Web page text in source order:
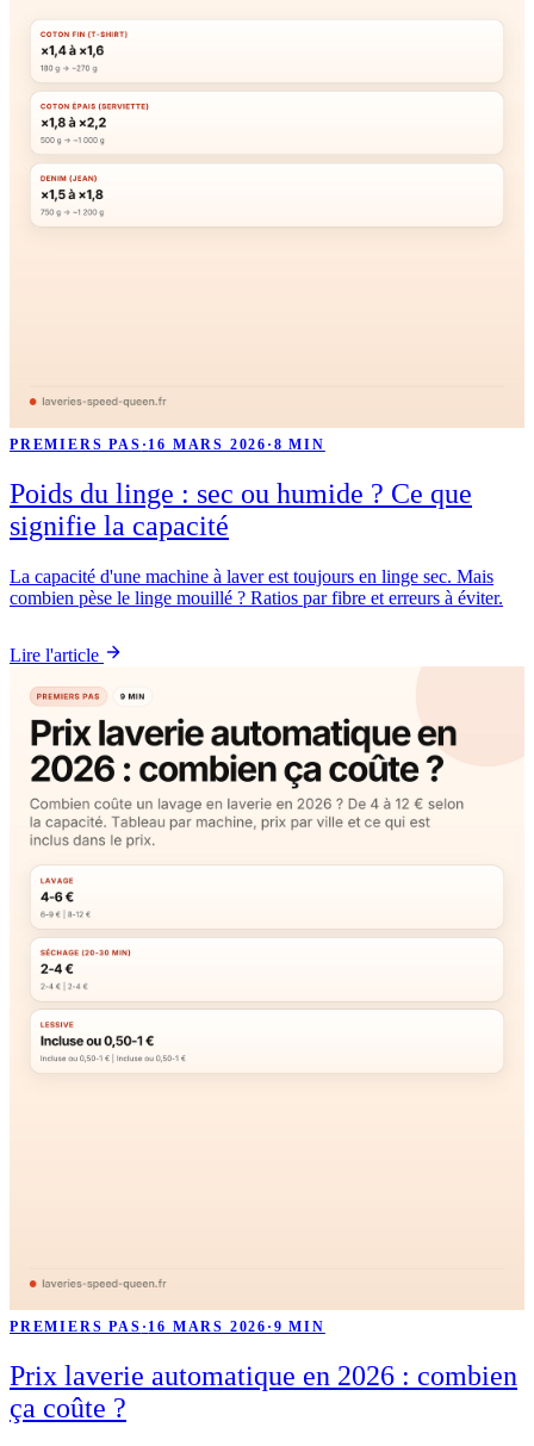
PREMIERS PAS · 16 MARS 2026 · 8 MIN
Poids du linge : sec ou humide ? Ce que
signifie la capacité
La capacité d'une machine à laver est toujours en linge sec. Mais
combien pèse le linge mouillé ? Ratios par fibre et erreurs à éviter.
Lire l'article
PREMIERS PAS · 16 MARS 2026 · 9 MIN
Prix laverie automatique en 2026 : combien
ça coûte ?